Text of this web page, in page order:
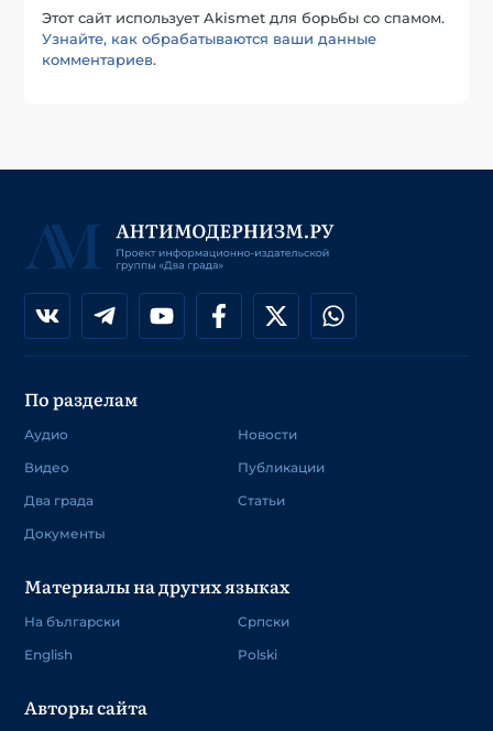
Этот сайт использует Akismet для борьбы со спамом.
Узнайте, как обрабатываются ваши данные
комментариев.
По разделам
Аудио
Видео
Два града
Документы
Новости
Публикации
Статьи
Материалы на других языках
На български
English
Српски
Polski
Авторы сайта